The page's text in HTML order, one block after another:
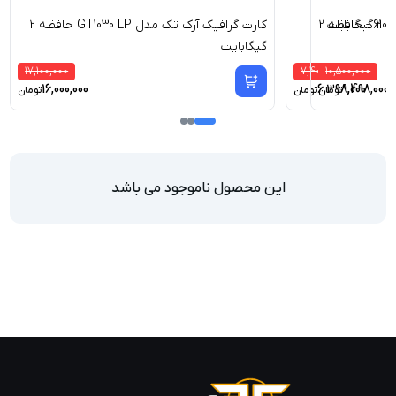
کارت گرافیک آرک تک مدل GT1030 LP حافظه 2
گیگابایت
17,100,000
16,000,000تومان
کارت گرافیک ای فاکس جی تی 610 - حافظه 2
7,400,000
6,398,000تومان
10,500,000
9,498,000تومان
این محصول ناموجود می باشد